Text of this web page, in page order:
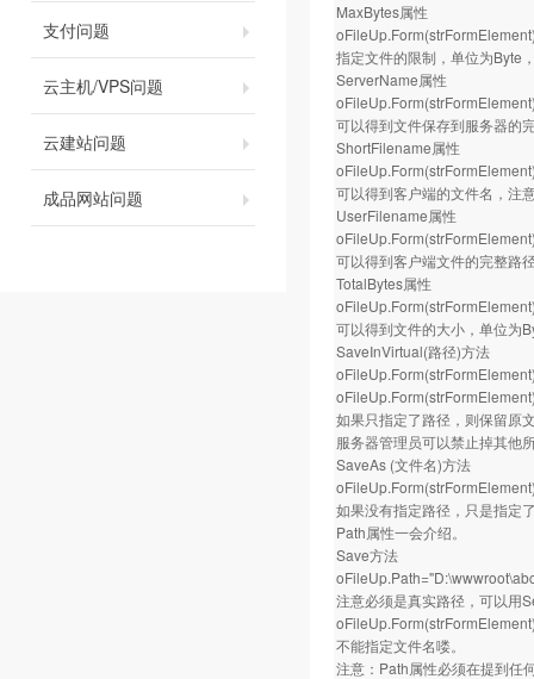
支付问题
云主机/VPS问题
云建站问题
成品网站问题
MaxBytes属性
指定文件的限制，单位为Byte
ServerName属性
可以得到文件保存到服务器的
ShortFilename属性
可以得到客户端的文件名，注
UserFilename属性
可以得到客户端文件的完整路
TotalBytes属性
可以得到文件的大小，单位为
SaveInVirtual(路径)方法
如果只指定了路径，则保留原
服务器管理员可以禁止掉其他
SaveAs (文件名)方法
如果没有指定路径，只是指定
Path属性一会介绍。
Save方法
注意必须是真实路径，可以用
不能指定文件名喽。
注意：Path属性必须在提到任